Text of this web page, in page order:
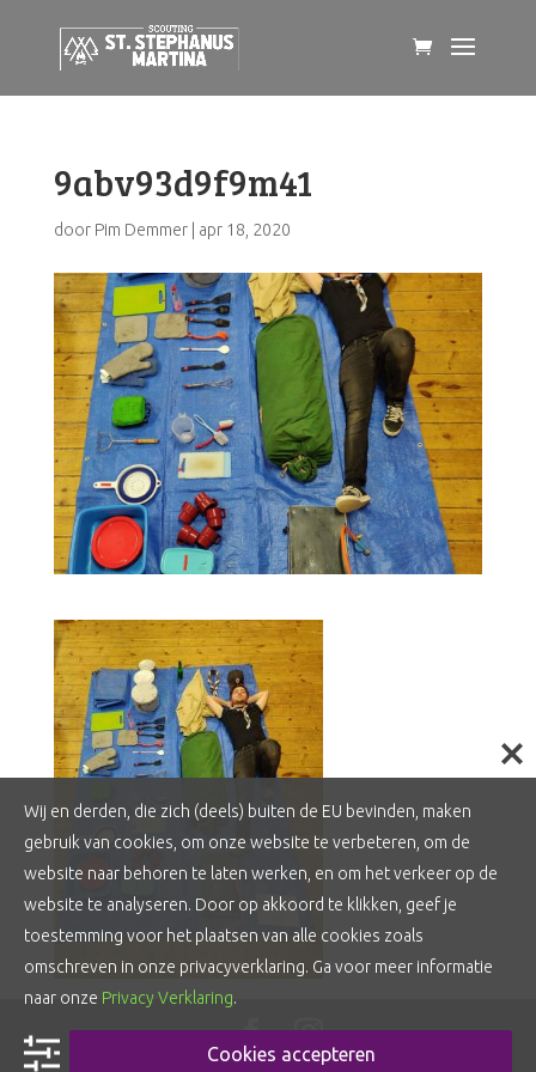
9abv93d9f9m41
door Pim Demmer| apr 18, 2020
Wij en derden, die zich (deels) buiten de EU bevinden, maken
gebruik van cookies, om onze website te verbeteren, om de
website naar behoren te laten werken, en om het verkeer op de
website te analyseren. Door op akkoord te klikken, geef je
toestemming voor het plaatsen van alle cookies zoals
omschreven in onze privacyverklaring. Ga voor meer informatie
naar onze Privacy Verklaring.
Cookies accepteren